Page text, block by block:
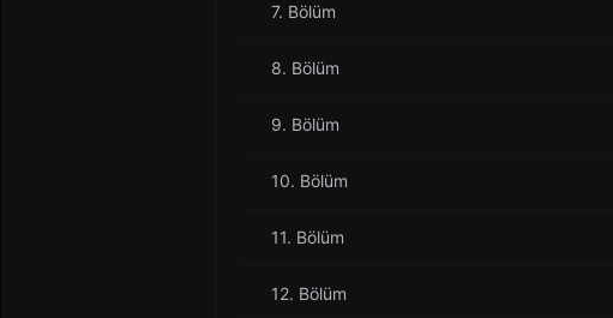
7. Bölüm
8. Bölüm
9. Bölüm
10. Bölüm
11. Bölüm
12. Bölüm